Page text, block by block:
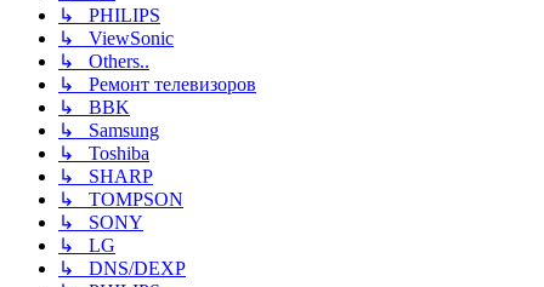
↳ PHILIPS
↳ ViewSonic
↳ Others..
↳ Ремонт телевизоров
↳ BBK
↳ Samsung
↳ Toshiba
↳ SHARP
↳ TOMPSON
↳ SONY
↳ LG
↳ DNS/DEXP